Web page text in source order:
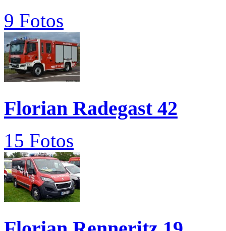
9 Fotos
Florian Radegast 42
15 Fotos